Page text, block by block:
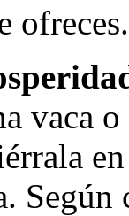
ofreces.
vaca